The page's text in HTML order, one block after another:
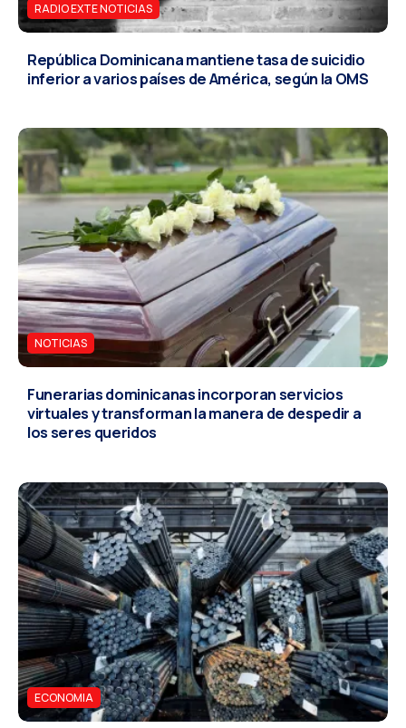
RADIO EXTE NOTICIAS
República Dominicana mantiene tasa de suicidio
inferior a varios países de América, según la OMS
NOTICIAS
Funerarias dominicanas incorporan servicios
virtuales y transforman la manera de despedir a
los seres queridos
ECONOMIA